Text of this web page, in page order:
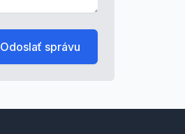
Odoslať správu